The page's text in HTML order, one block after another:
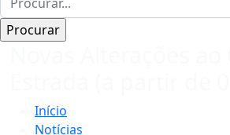
Início
Notícias